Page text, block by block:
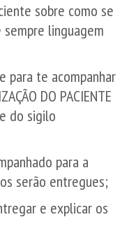
sobre como se
linguagem
para te acompanhar
DO PACIENTE
do sigilo
para a
serão entregues;
e explicar os